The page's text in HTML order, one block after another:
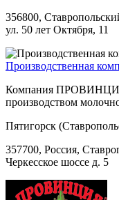
356800,
ул. 50 лет Октября, 11
Производственная
Компания
производством
Пятигорск
357700, Россия,
Черкесское шоссе д. 5